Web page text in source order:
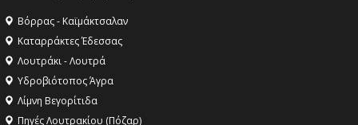
Βόρρας - Καϊμάκτσαλαν
Καταρράκτες Έδεσσας
Λουτράκι - Λουτρά
Υδροβιότοπος Άγρα
Λίμνη Βεγορίτιδα
Πηγές Λουτρακίου (Πόζαρ)